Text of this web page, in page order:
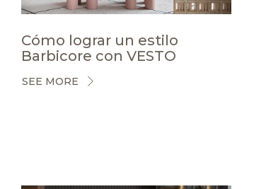
Cómo lograr un estilo
Barbicore con VESTO
SEE MORE